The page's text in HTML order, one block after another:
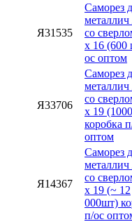
Я31535
Саморез
металлич
со
х 16 (600
ос оптом
Я33706
Саморез
металлич
со
х 19
коробка
оптом
Я14367
Саморез
металлич
со
х 19 (~ 12
000шт)
п/ос